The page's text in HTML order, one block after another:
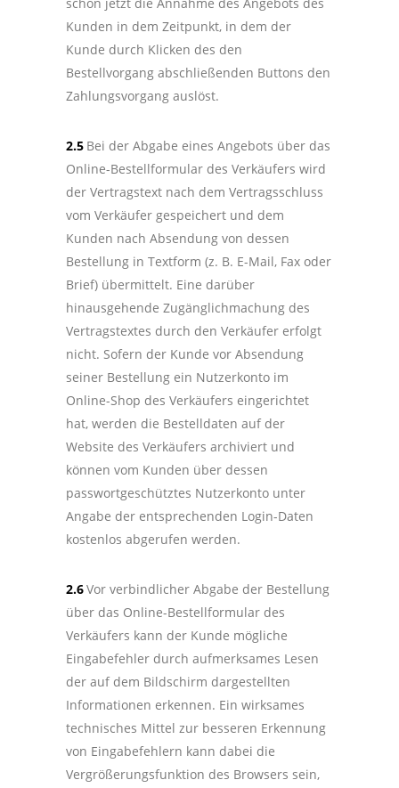
Kunden in dem Zeitpunkt, in dem der
Kunde durch Klicken des den
Bestellvorgang abschließenden Buttons den
Zahlungsvorgang auslöst.
2.5 Bei der Abgabe eines Angebots über das
Online-Bestellformular des Verkäufers wird
der Vertragstext nach dem Vertragsschluss
vom Verkäufer gespeichert und dem
Kunden nach Absendung von dessen
Bestellung in Textform (z. B. E-Mail, Fax oder
Brief) übermittelt. Eine darüber
hinausgehende Zugänglichmachung des
Vertragstextes durch den Verkäufer erfolgt
nicht. Sofern der Kunde vor Absendung
seiner Bestellung ein Nutzerkonto im
Online-Shop des Verkäufers eingerichtet
hat, werden die Bestelldaten auf der
Website des Verkäufers archiviert und
können vom Kunden über dessen
passwortgeschütztes Nutzerkonto unter
Angabe der entsprechenden Login-Daten
kostenlos abgerufen werden.
2.6Vor verbindlicher Abgabe der Bestellung
über das Online-Bestellformular des
Verkäufers kann der Kunde mögliche
Eingabefehler durch aufmerksames Lesen
der auf dem Bildschirm dargestellten
Informationen erkennen. Ein wirksames
technisches Mittel zur besseren Erkennung
von Eingabefehlern kann dabei die
Vergrößerungsfunktion des Browsers sein,